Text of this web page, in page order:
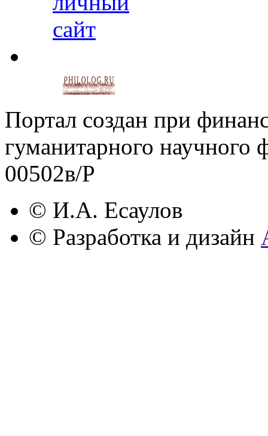
Портал создан при
гуманитарного
00502в/Р
© И.А. Есаулов
© Разработка и дизайн